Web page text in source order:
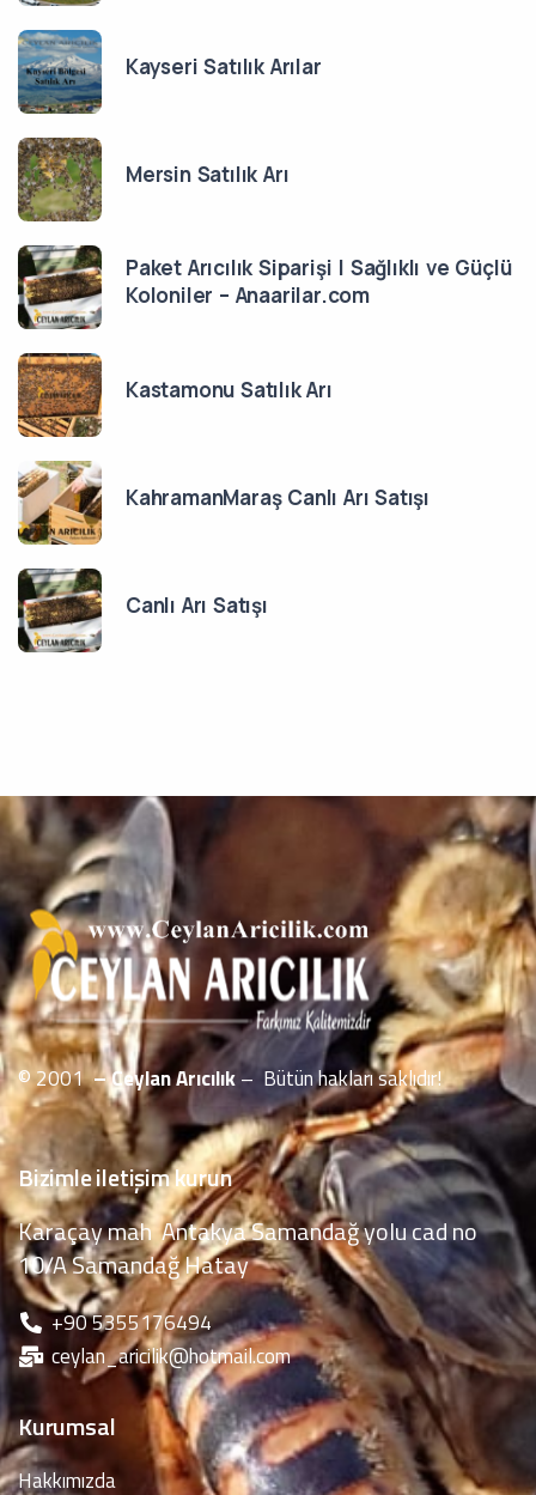
Kayseri Satılık Arılar
Mersin Satılık Arı
Paket Arıcılık Siparişi | Sağlıklı ve Güçlü
Koloniler – Anaarilar.com
Kastamonu Satılık Arı
KahramanMaraş Canlı Arı Satışı
Canlı Arı Satışı
© 2001– Ceylan Arıcılık– Bütün hakları saklıdır!
Bizimle iletişim kurun
Karaçay mah Antakya Samandağ yolu cad no
10/A Samandağ Hatay
‪+90 5355176494
ceylan_aricilik@hotmail.com
Kurumsal
Hakkımızda